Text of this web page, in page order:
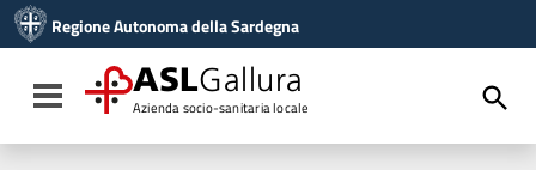
Vai al menu di navigazione
Vai al footer
Regione Autonoma della Sardegna
Toggle navigation
ASLGallura
Azienda socio-sanitaria locale